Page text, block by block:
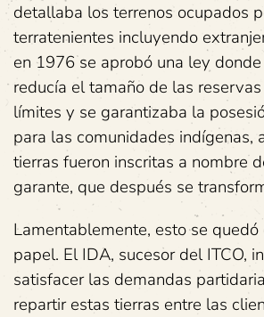
detallaba los terrenos ocupados
terratenientes incluyendo
en 1976 se aprobó una ley
reducía el tamaño de las
límites y se garantizaba la
para las comunidades indígenas,
tierras fueron inscritas a nombre
garante, que después se
Lamentablemente, esto se
papel. El IDA, sucesor del ITCO,
satisfacer las demandas
repartir estas tierras entre las